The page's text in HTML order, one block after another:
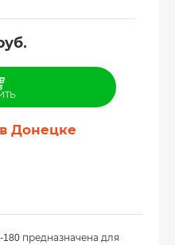
Донецке
предназначена для